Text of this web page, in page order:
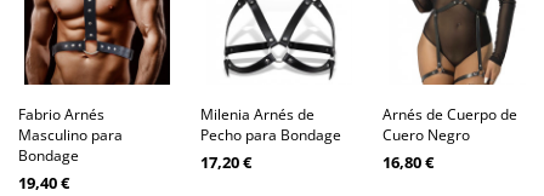
Fabrio Arnés
Masculino para
Bondage
19,40 €
Milenia Arnés de
Pecho para Bondage
17,20 €
Arnés de Cuerpo de
Cuero Negro
16,80 €